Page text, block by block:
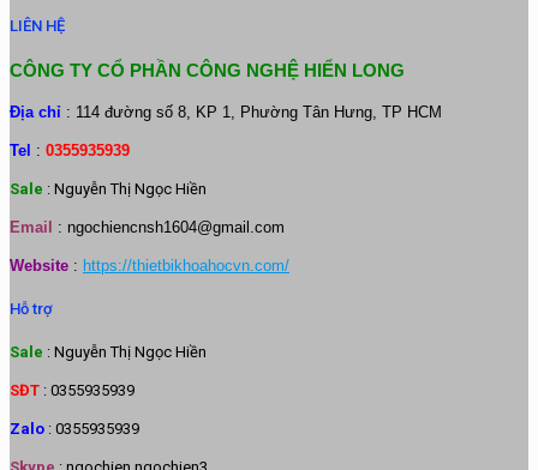
LIÊN HỆ
CÔNG TY CỔ PHẦN CÔNG NGHỆ HIỂN LONG
Địa chỉ : 114 đường số 8, KP 1, Phường Tân Hưng, TP HCM
Tel : 0355935939
Sale : Nguyễn Thị Ngọc Hiền
Email : ngochiencnsh1604@gmail.com
Website : https://thietbikhoahocvn.com/
Hỗ trợ
Sale : Nguyễn Thị Ngọc Hiền
SĐT : 0355935939
Zalo : 0355935939